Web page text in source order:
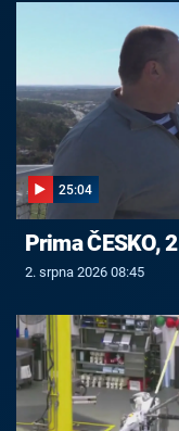
25:04
Prima ČESKO,
2. srpna 2026 08:45